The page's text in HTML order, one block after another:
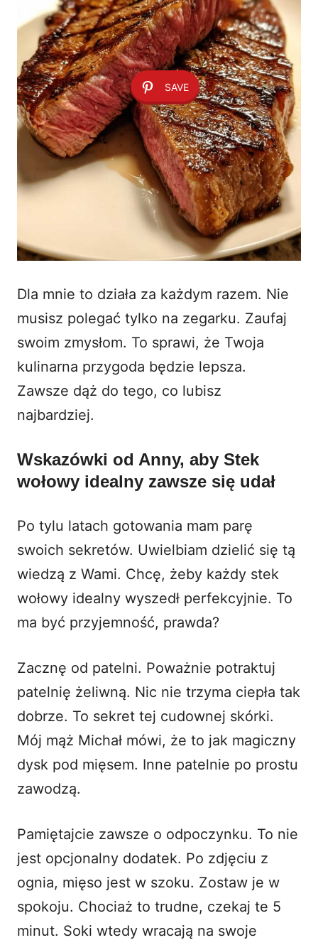
SAVE
Dla mnie to działa za każdym razem. Nie
musisz polegać tylko na zegarku. Zaufaj
swoim zmysłom. To sprawi, że Twoja
kulinarna przygoda będzie lepsza.
Zawsze dąż do tego, co lubisz
najbardziej.
Wskazówki od Anny, aby Stek
wołowy idealny zawsze się udał
Po tylu latach gotowania mam parę
swoich sekretów. Uwielbiam dzielić się tą
wiedzą z Wami. Chcę, żeby każdy stek
wołowy idealny wyszedł perfekcyjnie. To
ma być przyjemność, prawda?
Zacznę od patelni. Poważnie potraktuj
patelnię żeliwną. Nic nie trzyma ciepła tak
dobrze. To sekret tej cudownej skórki.
Mój mąż Michał mówi, że to jak magiczny
dysk pod mięsem. Inne patelnie po prostu
zawodzą.
Pamiętajcie zawsze o odpoczynku. To nie
jest opcjonalny dodatek. Po zdjęciu z
ognia, mięso jest w szoku. Zostaw je w
spokoju. Chociaż to trudne, czekaj te 5
minut. Soki wtedy wracają na swoje